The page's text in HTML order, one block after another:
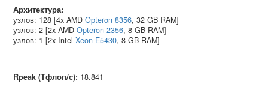
Архитектура:
узлов: 128 [4x AMD Opteron 8356, 32 GB RAM]
узлов: 2 [2x AMD Opteron 2356, 8 GB RAM]
узлов: 1 [2x Intel Xeon E5430, 8 GB RAM]
Rpeak (Тфлоп/с): 18.841